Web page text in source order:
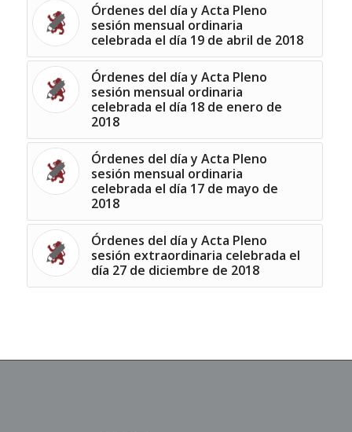
Órdenes del día y Acta Pleno
sesión mensual ordinaria
celebrada el día 19 de abril de 2018
Órdenes del día y Acta Pleno
sesión mensual ordinaria
celebrada el día 18 de enero de
2018
Órdenes del día y Acta Pleno
sesión mensual ordinaria
celebrada el día 17 de mayo de
2018
Órdenes del día y Acta Pleno
sesión extraordinaria celebrada el
día 27 de diciembre de 2018